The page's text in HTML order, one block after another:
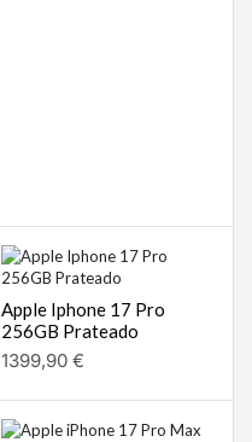
Apple Iphone 17 Pro
256GB Prateado
1399,90 €